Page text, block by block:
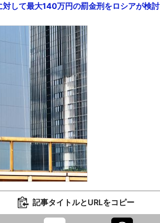
して最大140万円の罰金刑をロシアが検討
記事タイトルとURLをコピー